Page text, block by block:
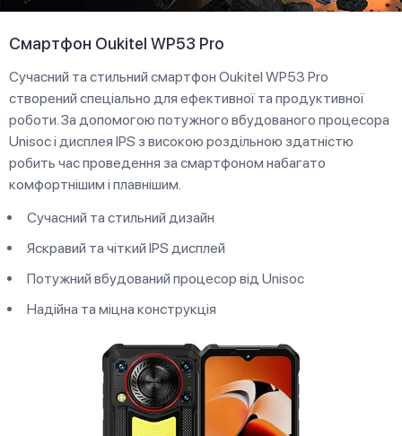
Смартфон Oukitel WP53 Pro
Сучасний та стильний смартфон Oukitel WP53 Pro
створений спеціально для ефективної та продуктивної
роботи. За допомогою потужного вбудованого процесора
Unisoc і дисплея IPS з високою роздільною здатністю
робить час проведення за смартфоном набагато
комфортнішим і плавнішим.
Сучасний та стильний дизайн
Яскравий та чіткий IPS дисплей
Потужний вбудований процесор від Unisoc
Надійна та міцна конструкція